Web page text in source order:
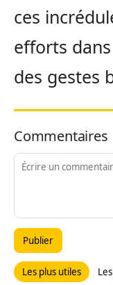
ces
efforts
des gestes
Commentaires
Publier
Les plus utiles